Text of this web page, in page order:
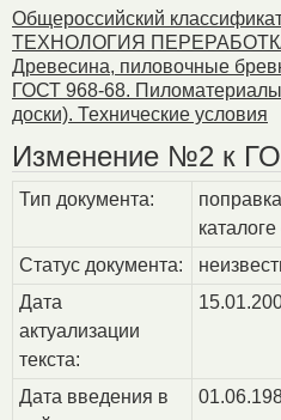
Общероссийский
ТЕХНОЛОГИЯ
Древесина, пиловочные
ГОСТ 968-68.
доски). Технические условия
Изменение №2 к
Тип документа:
Статус документа:
Дата
актуализации
текста:
Дата введения в